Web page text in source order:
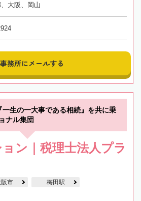
大阪、岡山
事務所にメールする
一生の一大事である相続』を共に乗
ナル集団
ン｜税理士法人プラ
阪市 梅田駅